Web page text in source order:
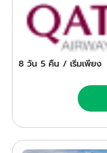
8 วัน 5 คืน / เริ่มเพียง